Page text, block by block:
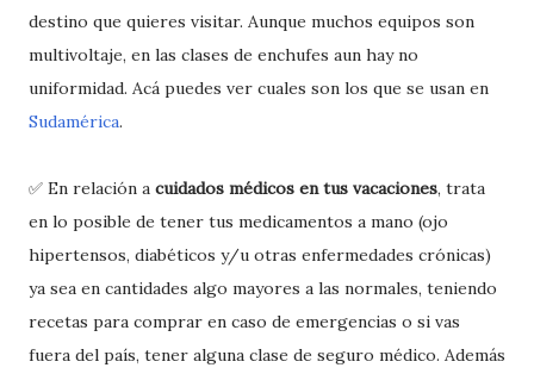
destino que quieres visitar. Aunque muchos equipos son
multivoltaje, en las clases de enchufes aun hay no
uniformidad. Acá puedes ver cuales son los que se usan en
Sudamérica.
✅ En relación a cuidados médicos en tus vacaciones, trata
en lo posible de tener tus medicamentos a mano (ojo
hipertensos, diabéticos y/u otras enfermedades crónicas)
ya sea en cantidades algo mayores a las normales, teniendo
recetas para comprar en caso de emergencias o si vas
fuera del país, tener alguna clase de seguro médico. Además